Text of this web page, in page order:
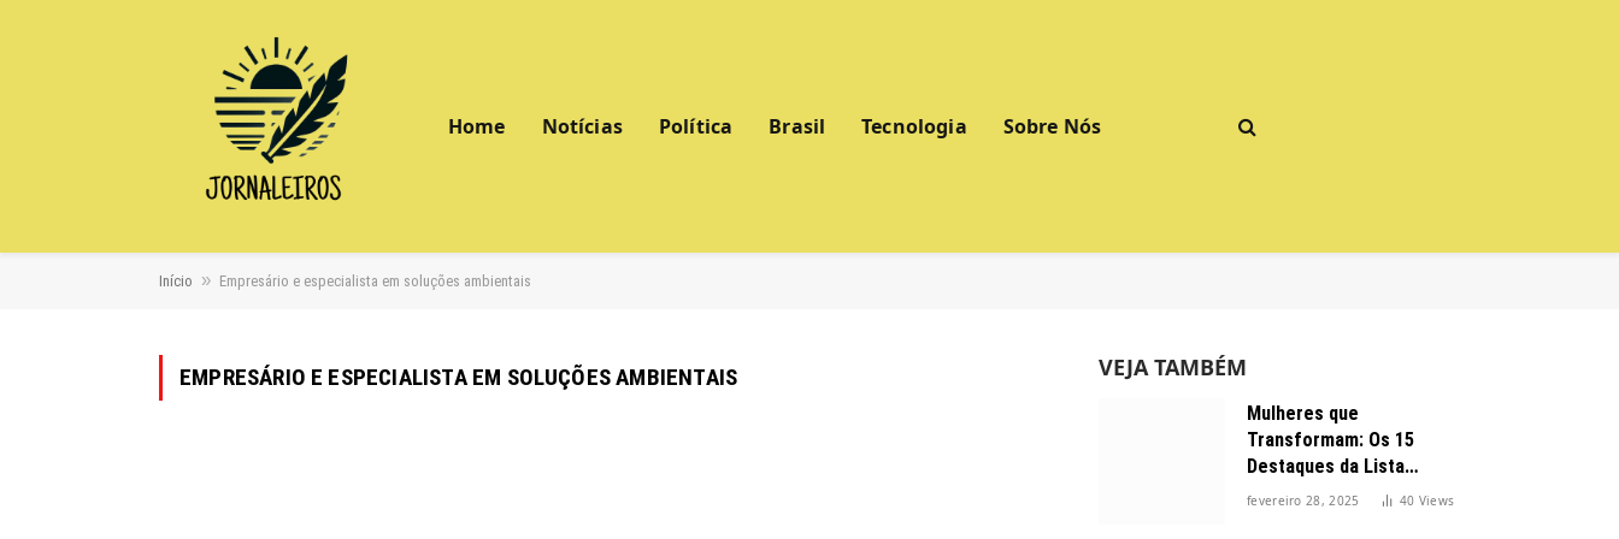
Home Notícias Política Brasil Tecnologia Sobre Nós
Início » Empresário e especialista em soluções ambientais
EMPRESÁRIO E ESPECIALISTA EM SOLUÇÕES AMBIENTAIS VEJA TAMBÉM
Mulheres que
Transformam: Os 15
Destaques da Lista
Forbes 2025 no Brasil
fevereiro 28, 2025 40 Views